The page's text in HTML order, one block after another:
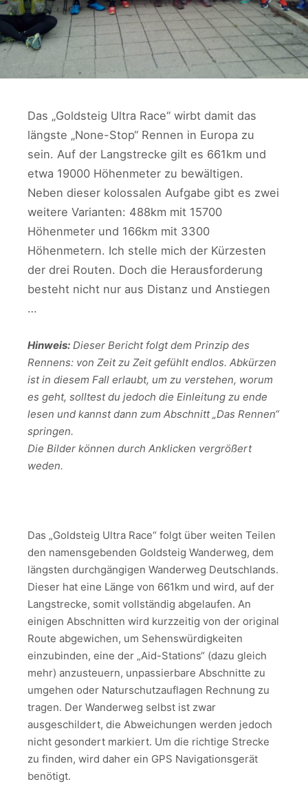
Das „Goldsteig Ultra Race“ wirbt damit das
längste „None-Stop“ Rennen in Europa zu
sein. Auf der Langstrecke gilt es 661km und
etwa 19000 Höhenmeter zu bewältigen.
Neben dieser kolossalen Aufgabe gibt es zwei
weitere Varianten: 488km mit 15700
Höhenmeter und 166km mit 3300
Höhenmetern. Ich stelle mich der Kürzesten
der drei Routen. Doch die Herausforderung
besteht nicht nur aus Distanz und Anstiegen
…
Hinweis: Dieser Bericht folgt dem Prinzip des
Rennens: von Zeit zu Zeit gefühlt endlos. Abkürzen
ist in diesem Fall erlaubt, um zu verstehen, worum
es geht, solltest du jedoch die Einleitung zu ende
lesen und kannst dann zum Abschnitt „Das Rennen“
springen.
Die Bilder können durch Anklicken vergrößert
weden.
Das „Goldsteig Ultra Race“ folgt über weiten Teilen
den namensgebenden Goldsteig Wanderweg, dem
längsten durchgängigen Wanderweg Deutschlands.
Dieser hat eine Länge von 661km und wird, auf der
Langstrecke, somit vollständig abgelaufen. An
einigen Abschnitten wird kurzzeitig von der original
Route abgewichen, um Sehenswürdigkeiten
einzubinden, eine der „Aid-Stations“ (dazu gleich
mehr) anzusteuern, unpassierbare Abschnitte zu
umgehen oder Naturschutzauflagen Rechnung zu
tragen. Der Wanderweg selbst ist zwar
ausgeschildert, die Abweichungen werden jedoch
nicht gesondert markiert. Um die richtige Strecke
zu finden, wird daher ein GPS Navigationsgerät
benötigt.